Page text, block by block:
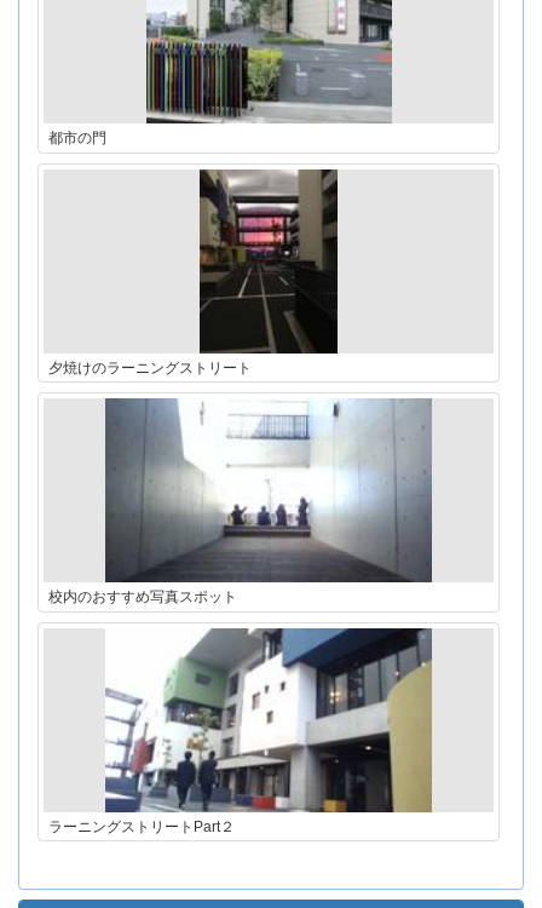
都市の門
夕焼けのラーニングストリート
校内のおすすめ写真スポット
ラーニングストリートPart２